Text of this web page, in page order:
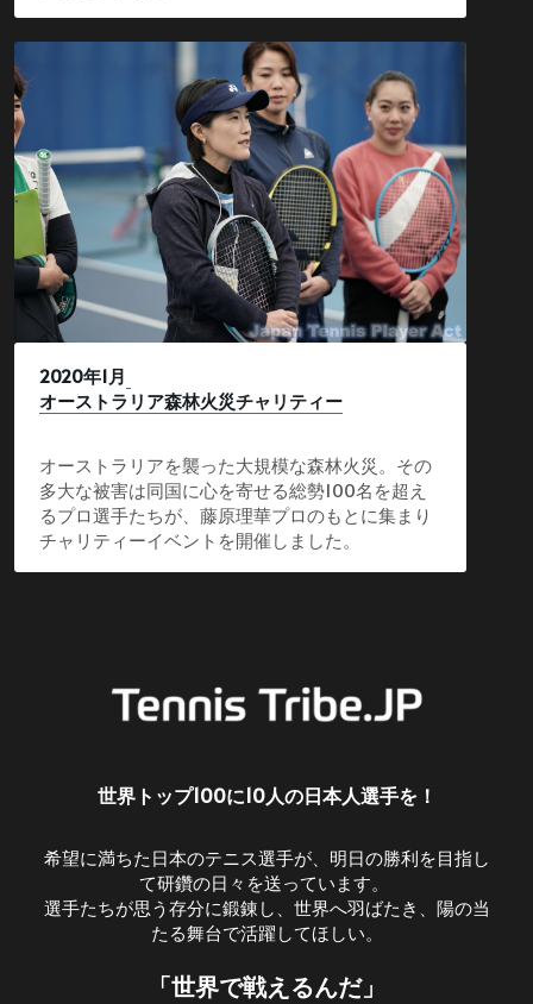
2020年1月
オーストラリア森林火災チャリティー
オーストラリアを襲った大規模な森林火災。その
多大な被害は同国に心を寄せる総勢100名を超え
るプロ選手たちが、藤原理華プロのもとに集まり
チャリティーイベントを開催しました。
世界トップ100に10人の日本人選手を！
希望に満ちた日本のテニス選手が、明日の勝利を目指し
て研鑽の日々を送っています。
選手たちが思う存分に鍛錬し、世界へ羽ばたき、陽の当
たる舞台で活躍してほしい。
「世界で戦えるんだ」